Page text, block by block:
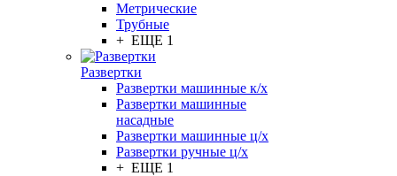
Метрические
Трубные
+ ЕЩЕ 1
Развертки
Развертки машинные к/х
Развертки машинные
насадные
Развертки машинные ц/х
Развертки ручные ц/х
+ ЕЩЕ 1